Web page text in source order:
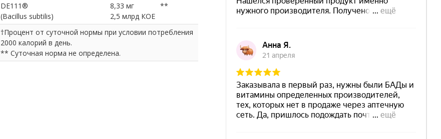
DE111®
(Bacillus subtilis)
8,33 мг
2,5 млрд КОЕ
**
†Процент от суточной нормы при условии потребления
2000 калорий в день.
** Суточная норма не определена.